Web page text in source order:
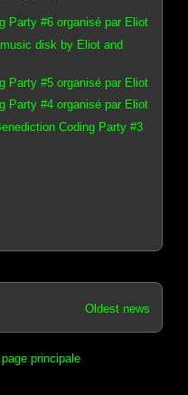
Party #6 organisé par Eliot
disk by Eliot and
Party #5 organisé par Eliot
Party #4 organisé par Eliot
Coding Party #3
Oldest news
principale